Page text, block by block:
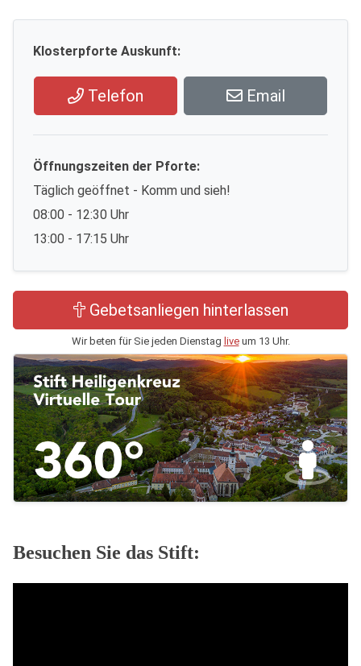
Klosterpforte Auskunft:
Telefon Email
Öffnungszeiten der Pforte:
Täglich geöffnet - Komm und sieh!
08:00 - 12:30 Uhr
13:00 - 17:15 Uhr
Gebetsanliegen hinterlassen
Wir beten für Sie jeden Dienstag liveum 13 Uhr.
Besuchen Sie das Stift: